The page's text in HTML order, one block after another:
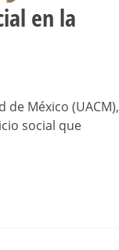
en la
México (UACM),
social que